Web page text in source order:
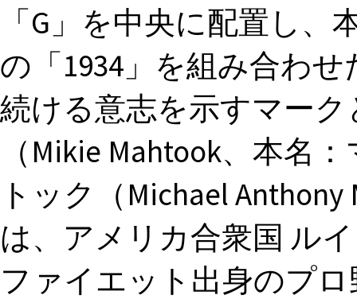
「G」を中央に配置し、
の「1934」を組み合わ
続ける意志を示すマー
（Mikie Mahtook、本名
トック（Michael Anthony
は、アメリカ合衆国 ル
ファイエット出身のプ